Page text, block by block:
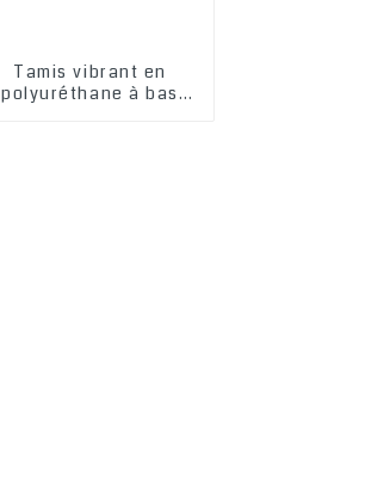
Tamis vibrant en
polyuréthane à bas